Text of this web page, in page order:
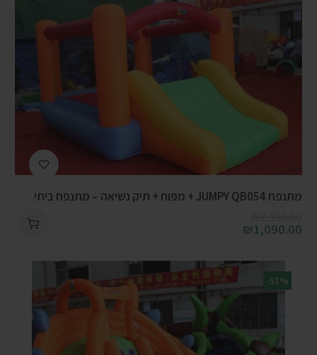
מתנפח JUMPY QB054 + מפוח + תיק נשיאה – מתנפח ביתי
₪1,090.00
-51%